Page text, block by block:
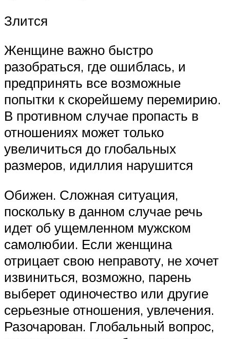
Злится
Женщине важно быстро
разобраться, где ошиблась, и
предпринять все возможные
попытки к скорейшему перемирию.
В противном случае пропасть в
отношениях может только
увеличиться до глобальных
размеров, идиллия нарушится
Обижен. Сложная ситуация,
поскольку в данном случае речь
идет об ущемленном мужском
самолюбии. Если женщина
отрицает свою неправоту, не хочет
извиниться, возможно, парень
выберет одиночество или другие
серьезные отношения, увлечения.
Разочарован. Глобальный вопрос,